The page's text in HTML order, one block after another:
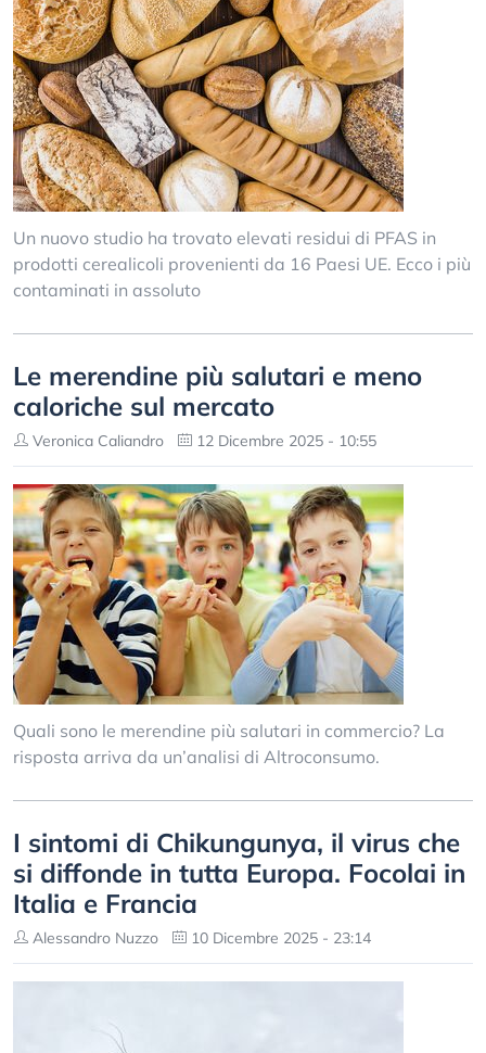
Un nuovo studio ha trovato elevati residui di PFAS in
prodotti cerealicoli provenienti da 16 Paesi UE. Ecco i più
contaminati in assoluto
Le merendine più salutari e meno
caloriche sul mercato
Veronica Caliandro 12 Dicembre 2025 - 10:55
Quali sono le merendine più salutari in commercio? La
risposta arriva da un’analisi di Altroconsumo.
I sintomi di Chikungunya, il virus che
si diffonde in tutta Europa. Focolai in
Italia e Francia
Alessandro Nuzzo 10 Dicembre 2025 - 23:14